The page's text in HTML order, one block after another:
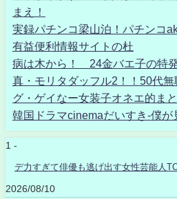
まえ！
実録パチンコ梁山泊！パチンコ
有益便利情報サイトの杜
病は木から！ 24金バエ子の特
真・モリタダッフル2！！50代
グ・ゲイなー女装子オネエ的ま
韓国ドラマcinemaだいすき-僕が
1 -
デ力すぎて俳優も逃げ出す女性芸能人
2026/08/10